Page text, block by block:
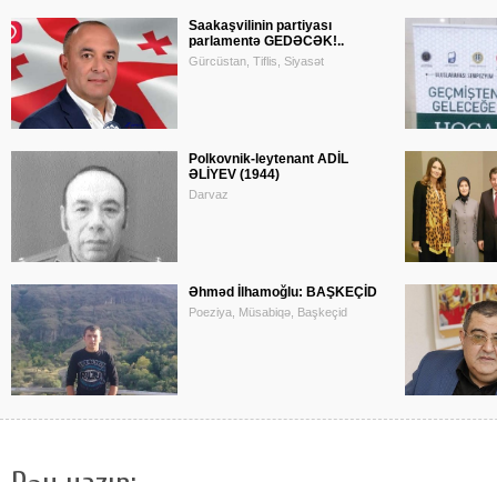
Saakaşvilinin partiyası
parlamentə GEDƏCƏK!..
Gürcüstan, Tiflis, Siyasət
Polkovnik-leytenant ADİL
ƏLİYEV (1944)
Darvaz
Əhməd İlhamoğlu: BAŞKEÇİD
Poeziya, Müsabiqə, Başkeçid